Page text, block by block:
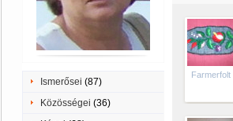
Ismerősei (87)
Közösségei (36)
Farmerfolt